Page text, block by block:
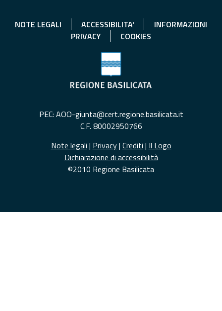
NOTE LEGALI ACCESSIBILITA'
INFORMAZIONI
PRIVACY
COOKIES
PEC: AOO-giunta@cert.regione.basilicata.it
C.F. 80002950766
Note legali | Privacy| Crediti | Il Logo
Dichiarazione di accessibilità
©2010 Regione Basilicata